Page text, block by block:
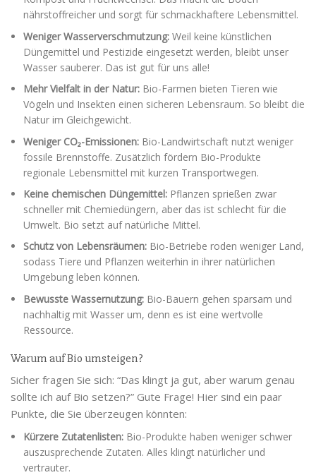
nährstoffreicher und sorgt für schmackhaftere Lebensmittel.
Weniger Wasserverschmutzung: Weil keine künstlichen
Düngemittel und Pestizide eingesetzt werden, bleibt unser
Wasser sauberer. Das ist gut für uns alle!
Mehr Vielfalt in der Natur: Bio-Farmen bieten Tieren wie
Vögeln und Insekten einen sicheren Lebensraum. So bleibt die
Natur im Gleichgewicht.
Weniger CO₂-Emissionen: Bio-Landwirtschaft nutzt weniger
fossile Brennstoffe. Zusätzlich fördern Bio-Produkte
regionale Lebensmittel mit kurzen Transportwegen.
Keine chemischen Düngemittel: Pflanzen sprießen zwar
schneller mit Chemiedüngern, aber das ist schlecht für die
Umwelt. Bio setzt auf natürliche Mittel.
Schutz von Lebensräumen: Bio-Betriebe roden weniger Land,
sodass Tiere und Pflanzen weiterhin in ihrer natürlichen
Umgebung leben können.
Bewusste Wassernutzung: Bio-Bauern gehen sparsam und
nachhaltig mit Wasser um, denn es ist eine wertvolle
Ressource.
Warum auf Bio umsteigen?
Sicher fragen Sie sich: “Das klingt ja gut, aber warum genau
sollte ich auf Bio setzen?” Gute Frage! Hier sind ein paar
Punkte, die Sie überzeugen könnten:
Kürzere Zutatenlisten: Bio-Produkte haben weniger schwer
auszusprechende Zutaten. Alles klingt natürlicher und
vertrauter.